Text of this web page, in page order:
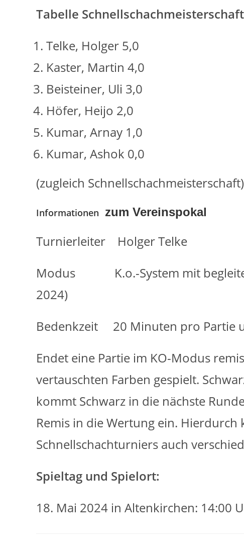
Tabelle
Telke, Holger 5,0
Kaster, Martin 4,0
Beisteiner, Uli 3,0
Höfer, Heijo 2,0
Kumar, Arnay 1,0
Kumar, Ashok 0,0
(zugleich Schnellschachmeisterschaft)
Informationen zum Vereinspokal
Turnierleiter Holger Telke
Modus K.o.-System mit
2024)
Bedenkzeit 20 Minuten pro Partie
Endet eine Partie im KO-Modus
vertauschten Farben gespielt.
kommt Schwarz in die nächste
Remis in die Wertung ein.
Schnellschachturniers auch
Spieltag und Spielort:
18. Mai 2024 in Altenkirchen: 14:00